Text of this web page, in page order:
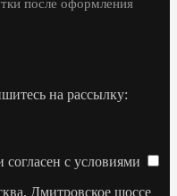
после оформления
на рассылку:
согласен с условиями
Дмитровское шоссе